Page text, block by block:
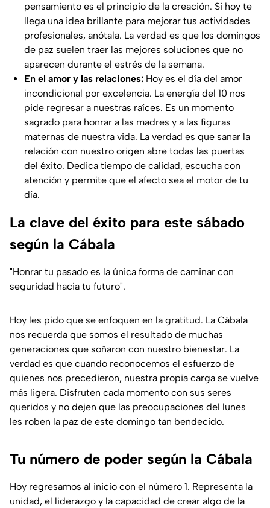
pensamiento es el principio de la creación. Si hoy te
llega una idea brillante para mejorar tus actividades
profesionales, anótala. La verdad es que los domingos
de paz suelen traer las mejores soluciones que no
aparecen durante el estrés de la semana.
En el amor y las relaciones: Hoy es el día del amor
incondicional por excelencia. La energía del 10 nos
pide regresar a nuestras raíces. Es un momento
sagrado para honrar a las madres y a las figuras
maternas de nuestra vida. La verdad es que sanar la
relación con nuestro origen abre todas las puertas
del éxito. Dedica tiempo de calidad, escucha con
atención y permite que el afecto sea el motor de tu
día.
La clave del éxito para este sábado
según la Cábala
"Honrar tu pasado es la única forma de caminar con
seguridad hacia tu futuro".
Hoy les pido que se enfoquen en la gratitud. La Cábala
nos recuerda que somos el resultado de muchas
generaciones que soñaron con nuestro bienestar. La
verdad es que cuando reconocemos el esfuerzo de
quienes nos precedieron, nuestra propia carga se vuelve
más ligera. Disfruten cada momento con sus seres
queridos y no dejen que las preocupaciones del lunes
les roben la paz de este domingo tan bendecido.
Tu número de poder según la Cábala
Hoy regresamos al inicio con el número 1. Representa la
unidad, el liderazgo y la capacidad de crear algo de la